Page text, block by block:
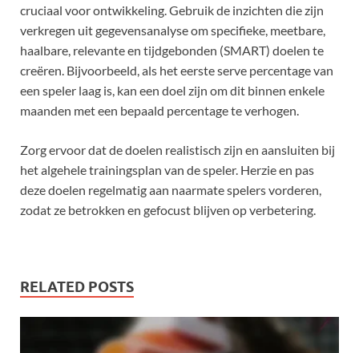
cruciaal voor ontwikkeling. Gebruik de inzichten die zijn
verkregen uit gegevensanalyse om specifieke, meetbare,
haalbare, relevante en tijdgebonden (SMART) doelen te
creëren. Bijvoorbeeld, als het eerste serve percentage van
een speler laag is, kan een doel zijn om dit binnen enkele
maanden met een bepaald percentage te verhogen.
Zorg ervoor dat de doelen realistisch zijn en aansluiten bij
het algehele trainingsplan van de speler. Herzie en pas
deze doelen regelmatig aan naarmate spelers vorderen,
zodat ze betrokken en gefocust blijven op verbetering.
RELATED POSTS